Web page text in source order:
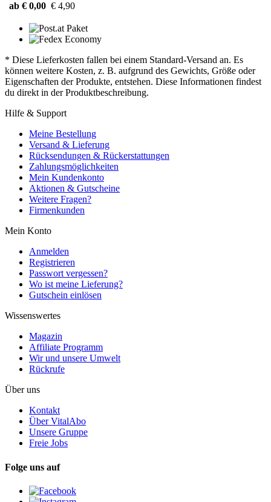
ab € 0,00 € 4,90
* Diese Lieferkosten fallen bei einem Standard-Versand an. Es
können weitere Kosten, z. B. aufgrund des Gewichts, Größe oder
Eigenschaften der Produkte, entstehen. Diese Informationen findest
du direkt in der Produktbeschreibung.
Hilfe & Support
Meine Bestellung
Versand & Lieferung
Rücksendungen & Rückerstattungen
Zahlungsmöglichkeiten
Mein Kundenkonto
Aktionen & Gutscheine
Weitere Fragen?
Firmenkunden
Mein Konto
Anmelden
Registrieren
Passwort vergessen?
Wo ist meine Lieferung?
Gutschein einlösen
Wissenswertes
Magazin
Affiliate Programm
Wir und unsere Umwelt
Rückrufe
Über uns
Kontakt
Über VitalAbo
Unsere Gruppe
Freie Jobs
Folge uns auf